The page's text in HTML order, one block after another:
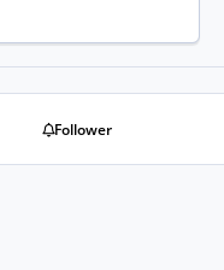
Follower